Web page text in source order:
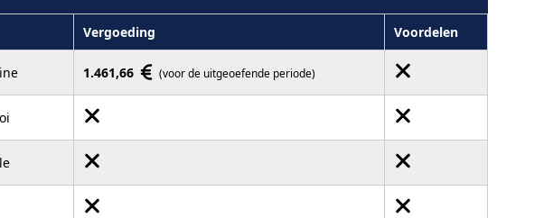
Vergoeding Voordelen
1.461,66 (voor de uitgeoefende periode)